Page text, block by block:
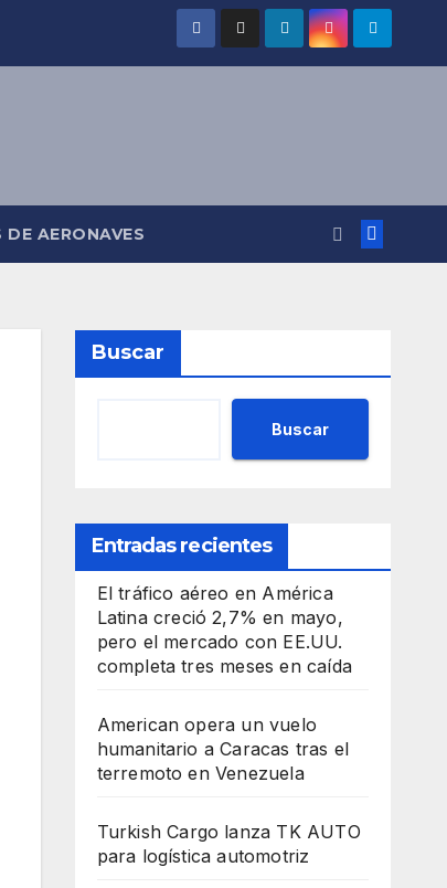
AERONAVES
Buscar
Buscar
Entradas recientes
El tráfico aéreo en América
Latina creció 2,7% en mayo,
pero el mercado con EE.UU.
completa tres meses en caída
American opera un vuelo
humanitario a Caracas tras el
terremoto en Venezuela
Turkish Cargo lanza TK AUTO
para logística automotriz